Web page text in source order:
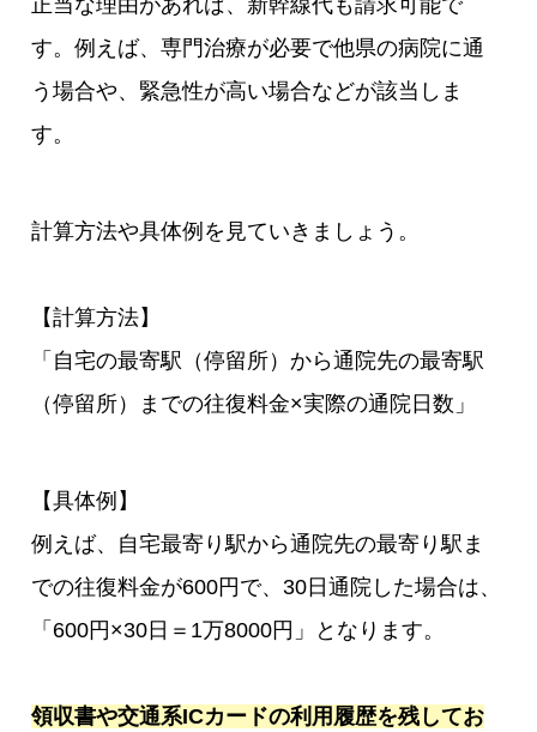
正当な理由があれば、新幹線代も請求可能で
す。例えば、専門治療が必要で他県の病院に通
う場合や、緊急性が高い場合などが該当しま
す。
計算方法や具体例を見ていきましょう。
【計算方法】
「自宅の最寄駅（停留所）から通院先の最寄駅
（停留所）までの往復料金×実際の通院日数」
【具体例】
例えば、自宅最寄り駅から通院先の最寄り駅ま
での往復料金が600円で、30日通院した場合は、
「600円×30日＝1万8000円」となります。
領収書や交通系ICカードの利用履歴を残してお